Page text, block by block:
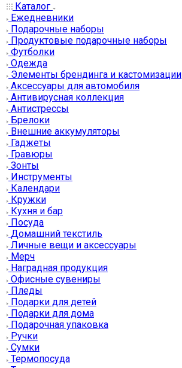
Каталог
Ежедневники
Подарочные наборы
Продуктовые подарочные наборы
Футболки
Одежда
Элементы брендинга и кастомизации
Аксессуары для автомобиля
Антивирусная коллекция
Антистрессы
Брелоки
Внешние аккумуляторы
Гаджеты
Гравюры
Зонты
Инструменты
Календари
Кружки
Кухня и бар
Посуда
Домашний текстиль
Личные вещи и аксессуары
Мерч
Наградная продукция
Офисные сувениры
Пледы
Подарки для детей
Подарки для дома
Подарочная упаковка
Ручки
Сумки
Термопосуда